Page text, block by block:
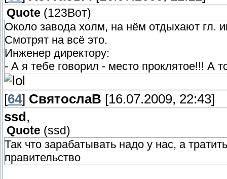
Quote (123Вот)
Около завода холм, на нём отдыхают гл.
Смотрят на всё это.
Инженер директору:
- А я тебе говорил - место проклятое!!! А
[64] СвятослаВ [16.07.2009, 22:43]
ssd ,
Quote (ssd)
Так что зарабатывать надо у нас, а
правительство